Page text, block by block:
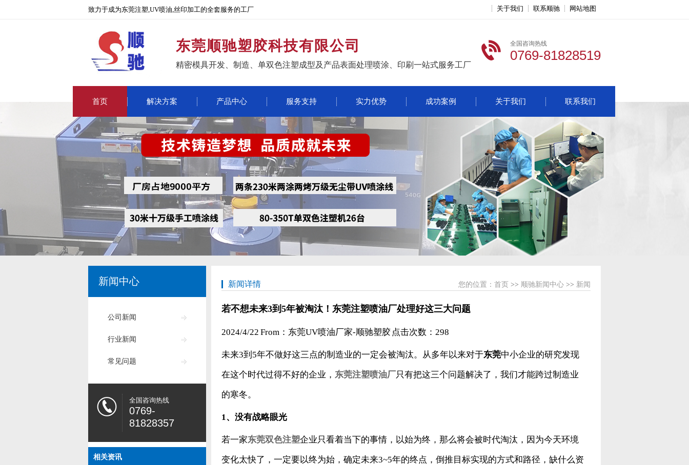
致力于成为东莞注塑,UV喷油,丝印加工的全套服务的工厂 关于我们 联系顺驰 网站地图
东莞顺驰塑胶科技有限公司
精密模具开发、制造、单双色注塑成型及产品表面处理喷涂、印刷一站式服务工厂
全国咨询热线
0769-81828519
首页 解决方案 产品中心 服务支持 实力优势 成功案例 关于我们 联系我们
新闻中心
公司新闻
行业新闻
常见问题
全国咨询热线
0769-
81828357
相关资讯
新闻详情 您的位置： 首页 >> 顺驰新闻中心 >> 新闻
若不想未来3到5年被淘汰！东莞注塑喷油厂处理好这三大问题
2024/4/22 From：东莞UV喷油厂家-顺驰塑胶 点击次数： 298
未来3到5年不做好这三点的制造业的一定会被淘汰。从多年以来对于东莞中小企业的研究发现
在这个时代过得不好的企业， 东莞注塑喷油厂只有把这三个问题解决了，我们才能跨过制造业
的寒冬。
1、没有战略眼光
若一家东莞双色注塑企业只看着当下的事情，以始为终，那么将会被时代淘汰，因为今天环境
变化太快了，一定要以终为始，确定未来3~5年的终点，倒推目标实现的方式和路径，缺什么资